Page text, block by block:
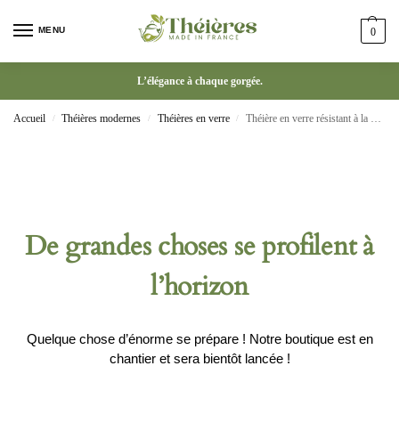
MENU 0
L’élégance à chaque gorgée.
Accueil / Théières modernes / Théières en verre / Théière en verre résistant à la chaleur de 500ml avec filtre amovible
De grandes choses se profilent à
l’horizon
Quelque chose d’énorme se prépare ! Notre boutique est en
chantier et sera bientôt lancée !